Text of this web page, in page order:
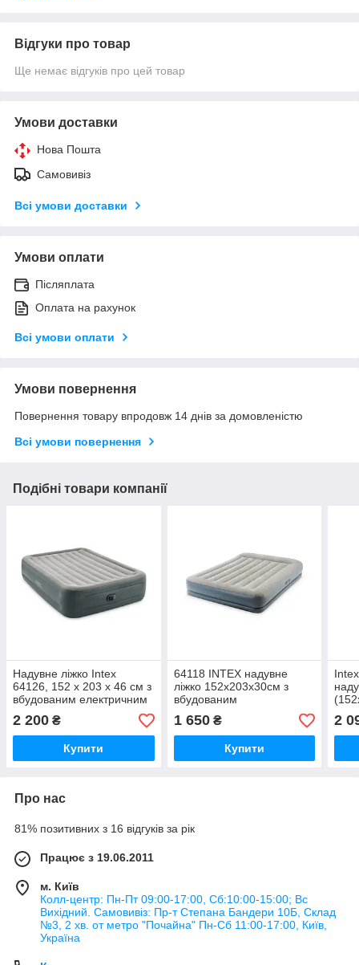
Відгуки про товар
Ще немає відгуків про цей товар
Умови доставки
Нова Пошта
Самовивіз
Всі умови доставки
Умови оплати
Післяплата
Оплата на рахунок
Всі умови оплати
Умови повернення
Повернення товару впродовж 14 днів за домовленістю
Всі умови повернення
Подібні товари компанії
Надувне ліжко Intex
64126, 152 х 203 х 46 см з
вбудованим електричним
насосом
2 200 ₴
Купити
64118 INTEX надувне
ліжко 152х203х30см з
вбудованим
електронасосом
1 650₴
Купити
2
Про нас
81% позитивних з 16 відгуків за рік
Працює з 19.06.2011
м. Київ
Колл-центр: Пн-Пт 09:00-17:00, Сб:10:00-15:00; Вс
Вихідний. Самовивіз: Пр-т Степана Бандери 10Б, Склад
№3, 2 хв. от метро "Почайна" Пн-Cб 11:00-17:00, Київ,
Україна